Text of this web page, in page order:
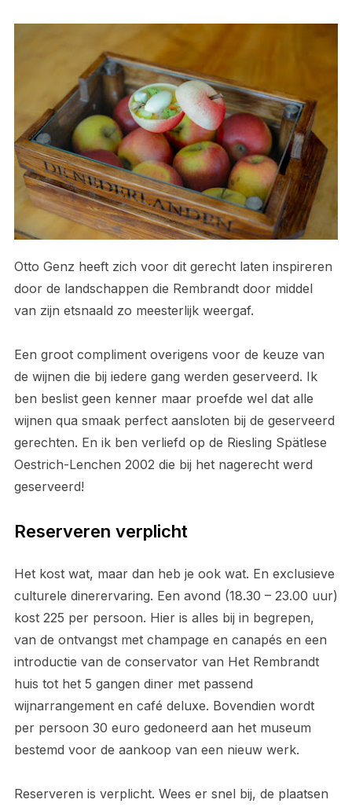
Otto Genz heeft zich voor dit gerecht laten inspireren
door de landschappen die Rembrandt door middel
van zijn etsnaald zo meesterlijk weergaf.
Een groot compliment overigens voor de keuze van
de wijnen die bij iedere gang werden geserveerd. Ik
ben beslist geen kenner maar proefde wel dat alle
wijnen qua smaak perfect aansloten bij de geserveerd
gerechten. En ik ben verliefd op de Riesling Spätlese
Oestrich-Lenchen 2002 die bij het nagerecht werd
geserveerd!
Reserveren verplicht
Het kost wat, maar dan heb je ook wat. En exclusieve
culturele dinerervaring. Een avond (18.30 – 23.00 uur)
kost 225 per persoon. Hier is alles bij in begrepen,
van de ontvangst met champage en canapés en een
introductie van de conservator van Het Rembrandt
huis tot het 5 gangen diner met passend
wijnarrangement en café deluxe. Bovendien wordt
per persoon 30 euro gedoneerd aan het museum
bestemd voor de aankoop van een nieuw werk.
Reserveren is verplicht. Wees er snel bij, de plaatsen